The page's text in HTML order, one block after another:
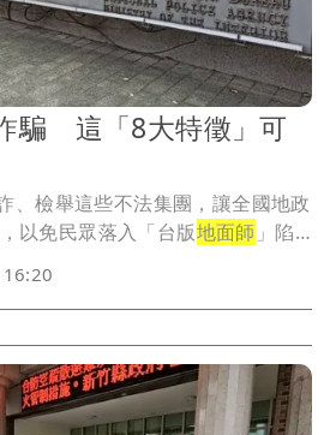
騙 這「8大特徵」可
、檢舉這些不法集團，讓全國地政
以免民眾落入「台版地面師 」陷